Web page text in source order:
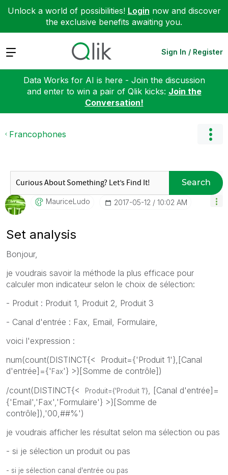
Unlock a world of possibilities! Login now and discover
the exclusive benefits awaiting you.
Expand Sign In / Register
Data Works for AI is here - Join the discussion
and enter to win a pair of Qlik kicks: Join the
Conversation!
Francophones
Search
MauriceLudo ‎2017-05-12 10:02 AM
Set analysis
Bonjour,
je voudrais savoir la méthode la plus efficace pour
calculer mon indicateur selon le choix de sélection:
- Produit : Produit 1, Produit 2, Produit 3
- Canal d'entrée : Fax, Email, Formulaire,
voici l'expression :
num(count(DISTINCT{< Produit={'Produit 1'},[Canal
d'entrée]={'Fax'} >}[Somme de contrôle])
/count(DISTINCT{<
Produit={'Produit 1'}
, [Canal d'entrée]=
{'Email','Fax','Formulaire'} >}[Somme de
contrôle]),'00,##%')
je voudrais afficher les résultat selon ma sélection ou pas
- si je sélection un produit ou pas
- si je sélection canal d'entrée ou pas